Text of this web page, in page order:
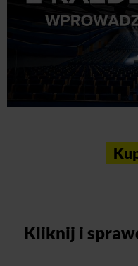
Kliknij i